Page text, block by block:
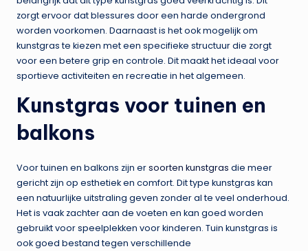
zorgt ervoor dat blessures door een harde ondergrond
worden voorkomen. Daarnaast is het ook mogelijk om
kunstgras te kiezen met een specifieke structuur die zorgt
voor een betere grip en controle. Dit maakt het ideaal voor
sportieve activiteiten en recreatie in het algemeen.
Kunstgras voor tuinen en
balkons
Voor tuinen en balkons zijn ersoorten kunstgras die meer
gericht zijn op esthetiek en comfort. Dit type kunstgras kan
een natuurlijke uitstraling geven zonder al te veel onderhoud.
Het is vaak zachter aan de voeten en kan goed worden
gebruikt voor speelplekken voor kinderen. Tuin kunstgras is
ook goed bestand tegen verschillende